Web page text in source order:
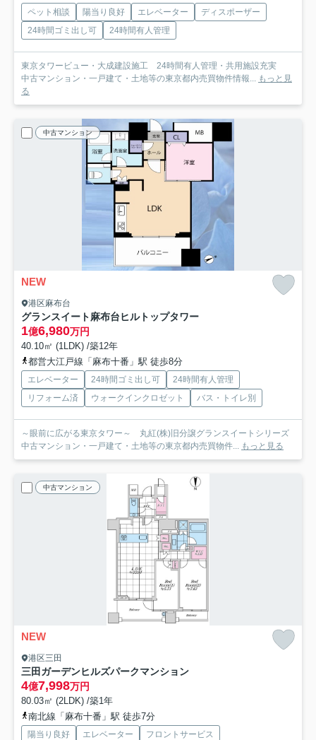
ペット相談 陽当り良好 エレベーター
ディスポーザー
24時間ゴミ出し可
24時間有人管理
東京タワービュー・大成建設施工 24時間有人管理・共用施設充実
中古マンション・一戸建て・土地等の東京都内売買物件情報...
もっと見
る
中古マンション
NEW
港区麻布台
グランスイート麻布台ヒルトップタワー
1億6,980万円
40.10㎡ (1LDK) /築12年
都営大江戸線「麻布十番」駅 徒歩8分
エレベーター 24時間ゴミ出し可
24時間有人管理
リフォーム済
ウォークインクロゼット バス・トイレ別
～眼前に広がる東京タワー～ 丸紅(株)旧分譲グランスイートシリーズ
中古マンション・一戸建て・土地等の東京都内売買物件...
もっと見る
中古マンション
NEW
港区三田
三田ガーデンヒルズパークマンション
4億7,998万円
80.03㎡ (2LDK) /築1年
南北線「麻布十番」駅 徒歩7分
陽当り良好 エレベーター
フロントサービス